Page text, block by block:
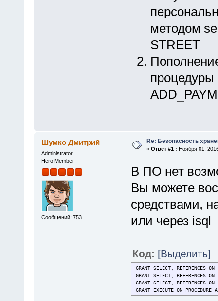
методом
STREET
процедуры
Шумко Дмитрий
Administrator
Hero Member
Сообщений: 753
Re: Безопасность
« Ответ #1 : Ноября 01,
В ПО нет
Вы можете
средствами,
или через isql
Код: [Выделить]
GRANT SELECT, REFERENCES ON
GRANT SELECT, REFERENCES ON
GRANT SELECT, REFERENCES
GRANT EXECUTE ON PROCEDURE